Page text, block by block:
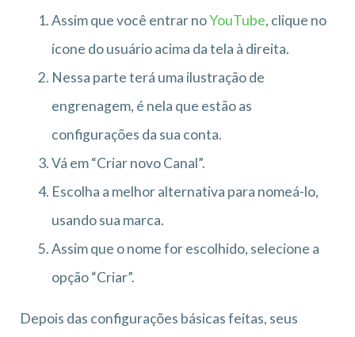
Assim que você entrar noYouTube, clique no
ícone do usuário acima da tela à direita.
Nessa parte terá uma ilustração de
engrenagem, é nela que estão as
configurações da sua conta.
Vá em “Criar novo Canal”.
Escolha a melhor alternativa para nomeá-lo,
usando sua marca.
Assim que o nome for escolhido, selecione a
opção “Criar”.
Depois das configurações básicas feitas, seus